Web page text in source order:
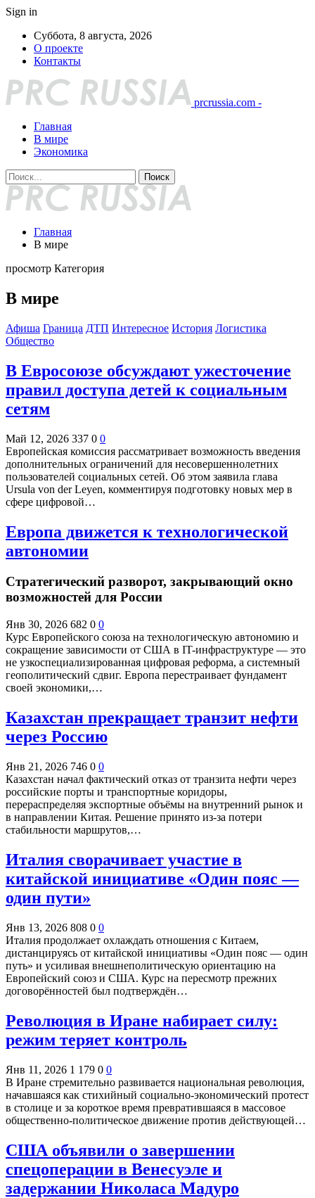
Sign in
Суббота, 8 августа, 2026
О проекте
Контакты
prcrussia.com -
Главная
В мире
Экономика
Главная
В мире
просмотр Категория
В мире
Афиша Граница ДТП Интересное История Логистика
Общество
В Евросоюзе обсуждают ужесточение
правил доступа детей к социальным
сетям
Май 12, 2026 337 0 0
Европейская комиссия рассматривает возможность введения
дополнительных ограничений для несовершеннолетних
пользователей социальных сетей. Об этом заявила глава
Ursula von der Leyen, комментируя подготовку новых мер в
сфере цифровой…
Европа движется к технологической
автономии
Стратегический разворот, закрывающий окно
возможностей для России
Янв 30, 2026 682 0 0
Курс Европейского союза на технологическую автономию и
сокращение зависимости от США в IT-инфраструктуре — это
не узкоспециализированная цифровая реформа, а системный
геополитический сдвиг. Европа перестраивает фундамент
своей экономики,…
Казахстан прекращает транзит нефти
через Россию
Янв 21, 2026 746 0 0
Казахстан начал фактический отказ от транзита нефти через
российские порты и транспортные коридоры,
перераспределяя экспортные объёмы на внутренний рынок и
в направлении Китая. Решение принято из-за потери
стабильности маршрутов,…
Италия сворачивает участие в
китайской инициативе «Один пояс —
один пути»
Янв 13, 2026 808 0 0
Италия продолжает охлаждать отношения с Китаем,
дистанцируясь от китайской инициативы «Один пояс — один
путь» и усиливая внешнеполитическую ориентацию на
Европейский союз и США. Курс на пересмотр прежних
договорённостей был подтверждён…
Революция в Иране набирает силу:
режим теряет контроль
Янв 11, 2026 1 179 0 0
В Иране стремительно развивается национальная революция,
начавшаяся как стихийный социально-экономический протест
в столице и за короткое время превратившаяся в массовое
общественно-политическое движение против действующей…
США объявили о завершении
спецоперации в Венесуэле и
задержании Николаса Мадуро